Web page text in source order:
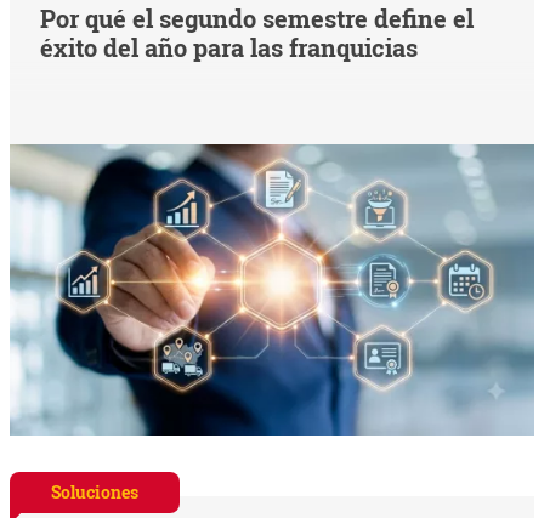
Por qué el segundo semestre define el
éxito del año para las franquicias
Soluciones